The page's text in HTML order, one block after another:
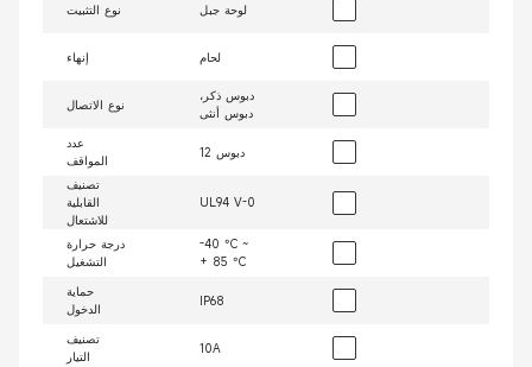
نوع التثبيت لوحة جبل
إنهاء لحام
نوع الاتصال
دبوس ذكر،
دبوس أنثى
عدد
المواقف
12 دبوس
تصنيف
القابلية
للاشتعال
UL94 V-0
درجة حرارة
التشغيل
-40 °C ~
+ 85 °C
حماية
الدخول
IP68
تصنيف
التيار
10A